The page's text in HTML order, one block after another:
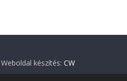
Weboldal készítés: CW